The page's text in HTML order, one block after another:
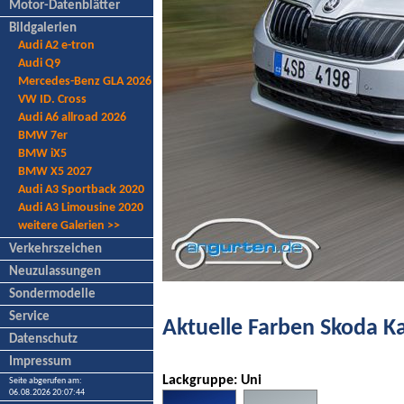
Motor-Datenblätter
Bildgalerien
Audi A2 e-tron
Audi Q9
Mercedes-Benz GLA 2026
VW ID. Cross
Audi A6 allroad 2026
BMW 7er
BMW iX5
BMW X5 2027
Audi A3 Sportback 2020
Audi A3 Limousine 2020
weitere Galerien >>
Verkehrszeichen
Neuzulassungen
Sondermodelle
Service
Datenschutz
Impressum
Seite abgerufen am:
06.08.2026 20:07:44
Aktuelle Farben Skoda
Lackgruppe: Uni